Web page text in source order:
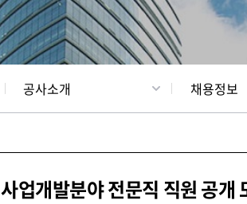
공사소개 채용정보
사업개발분야 전문직 직원 공개